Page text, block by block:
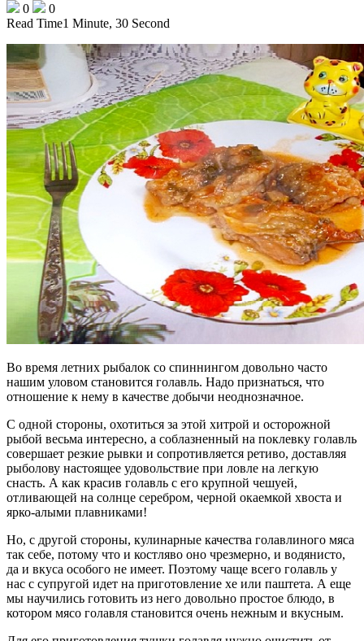
0
0
Read Time1 Minute, 30 Second
Во время летних рыбалок со спиннингом довольно часто
нашим уловом становится голавль. Надо признаться, что
отношение к нему в качестве добычи неоднозначное.
С одной стороны, охотиться за этой хитрой и осторожной
рыбой весьма интересно, а соблазненный на поклевку голавль
совершает резкие рывки и сопротивляется ретиво, доставляя
рыболову настоящее удовольствие при ловле на легкую
снасть. А как красив голавль с его крупной чешуей,
отливающей на солнце серебром, черной окаемкой хвоста и
ярко-алыми плавниками!
Но, с другой стороны, кулинарные качества голавлиного мяса
так себе, потому что и костляво оно чрезмерно, и водянисто,
да и вкуса особого не имеет. Поэтому чаще всего голавль у
нас с супругой идет на приготовление хе или паштета. А еще
мы научились готовить из него довольно простое блюдо, в
котором мясо голавля становится очень нежным и вкусным.